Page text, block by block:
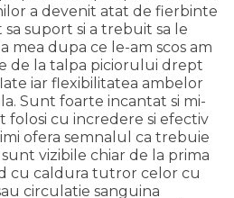
a devenit atat de fierbinte
suport si a trebuit sa le
mea dupa ce le-am scos am
de la talpa piciorului drept
iar flexibilitatea ambelor
Sunt foarte incantat si mi-
folosi cu incredere si efectiv
ofera semnalul ca trebuie
vizibile chiar de la prima
cu caldura tutror celor cu
circulatie sanguina